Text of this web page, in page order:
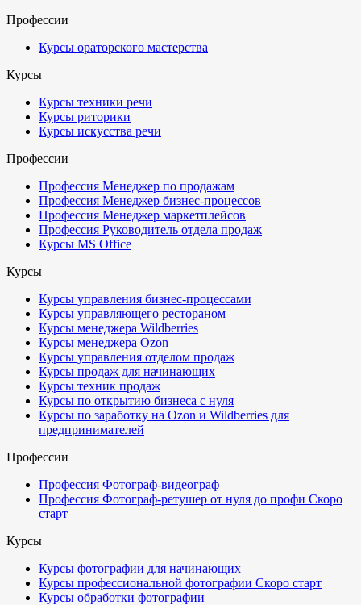
Профессии
Курсы ораторского мастерства
Курсы
Курсы техники речи
Курсы риторики
Курсы искусства речи
Профессии
Профессия Менеджер по продажам
Профессия Менеджер бизнес-процессов
Профессия Менеджер маркетплейсов
Профессия Руководитель отдела продаж
Курсы MS Office
Курсы
Курсы управления бизнес-процессами
Курсы управляющего рестораном
Курсы менеджера Wildberries
Курсы менеджера Ozon
Курсы управления отделом продаж
Курсы продаж для начинающих
Курсы техник продаж
Курсы по открытию бизнеса с нуля
Курсы по заработку на Ozon и Wildberries для
предпринимателей
Профессии
Профессия Фотограф-видеограф
Профессия Фотограф-ретушер от нуля до профи Скоро
старт
Курсы
Курсы фотографии для начинающих
Курсы профессиональной фотографии Скоро старт
Курсы обработки фотографии